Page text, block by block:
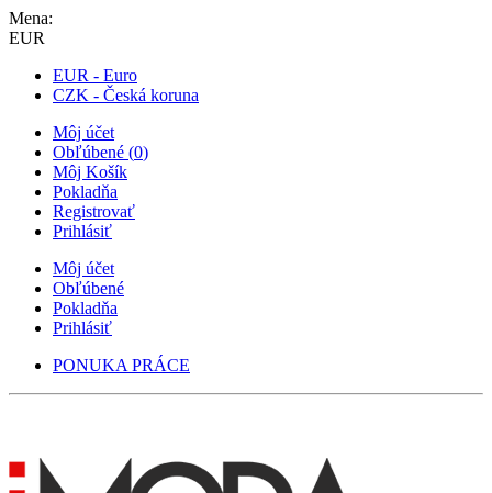
Mena:
EUR
EUR - Euro
CZK - Česká koruna
Môj účet
Obľúbené (0)
Môj Košík
Pokladňa
Registrovať
Prihlásiť
Môj účet
Obľúbené
Pokladňa
Prihlásiť
PONUKA PRÁCE